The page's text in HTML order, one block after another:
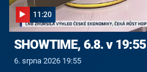
11:20
SHOWTIME, 6.8. v 19:55
6. srpna 2026 19:55